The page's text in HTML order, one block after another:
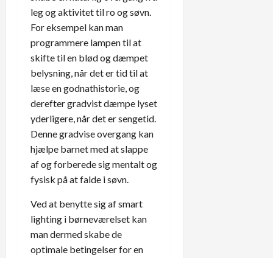
leg og aktivitet til ro og søvn.
For eksempel kan man
programmere lampen til at
skifte til en blød og dæmpet
belysning, når det er tid til at
læse en godnathistorie, og
derefter gradvist dæmpe lyset
yderligere, når det er sengetid.
Denne gradvise overgang kan
hjælpe barnet med at slappe
af og forberede sig mentalt og
fysisk på at falde i søvn.
Ved at benytte sig af smart
lighting i børneværelset kan
man dermed skabe de
optimale betingelser for en